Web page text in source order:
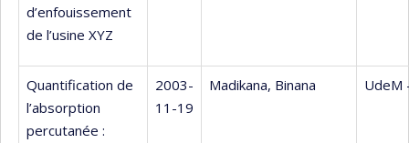
d’enfouissement
de l’usine XYZ
Quantification de
l’absorption
percutanée :
2003-
11-19
Madikana, Binana UdeM